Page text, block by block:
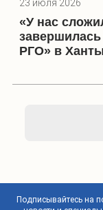
23 июля 2026
«У нас
РГО» в
Подписывайтесь на